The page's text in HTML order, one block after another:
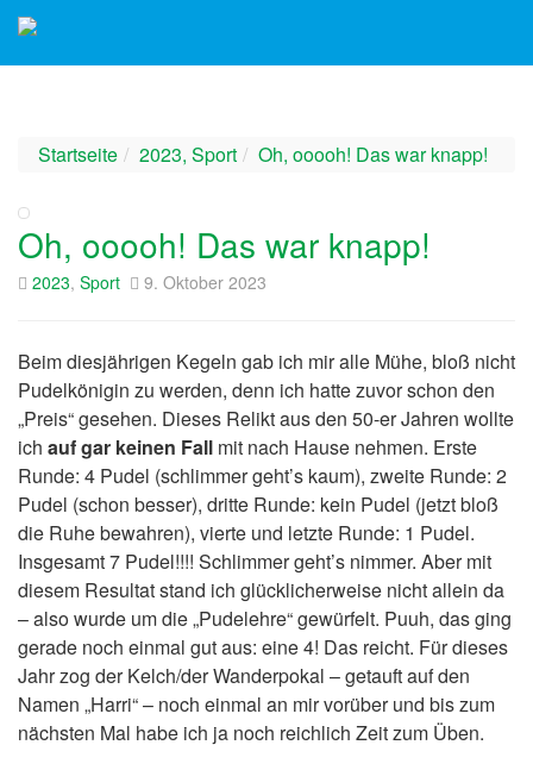
Startseite 2023, Sport Oh, ooooh! Das war knapp!
Oh, ooooh! Das war knapp!
9. Oktober 2023
2023, Sport
Beim diesjährigen Kegeln gab ich mir alle Mühe, bloß nicht
Pudelkönigin zu werden, denn ich hatte zuvor schon den
„Preis“ gesehen. Dieses Relikt aus den 50-er Jahren wollte
ich auf gar keinen Fall mit nach Hause nehmen. Erste
Runde: 4 Pudel (schlimmer geht’s kaum), zweite Runde: 2
Pudel (schon besser), dritte Runde: kein Pudel (jetzt bloß
die Ruhe bewahren), vierte und letzte Runde: 1 Pudel.
Insgesamt 7 Pudel!!!! Schlimmer geht’s nimmer. Aber mit
diesem Resultat stand ich glücklicherweise nicht allein da
– also wurde um die „Pudelehre“ gewürfelt. Puuh, das ging
gerade noch einmal gut aus: eine 4! Das reicht. Für dieses
Jahr zog der Kelch/der Wanderpokal – getauft auf den
Namen „Harri“ – noch einmal an mir vorüber und bis zum
nächsten Mal habe ich ja noch reichlich Zeit zum Üben.